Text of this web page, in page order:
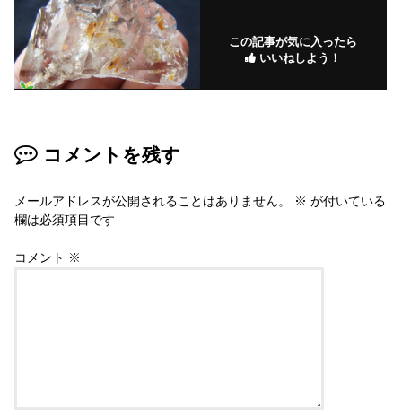
この記事が気に入ったら
いいねしよう！
コメントを残す
メールアドレスが公開されることはありません。 ※ が付いている
欄は必須項目です
コメント ※